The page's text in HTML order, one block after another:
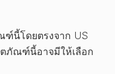
นี้โดยตรงจาก US
ภัณฑ์นี้อาจมีให้เลือก